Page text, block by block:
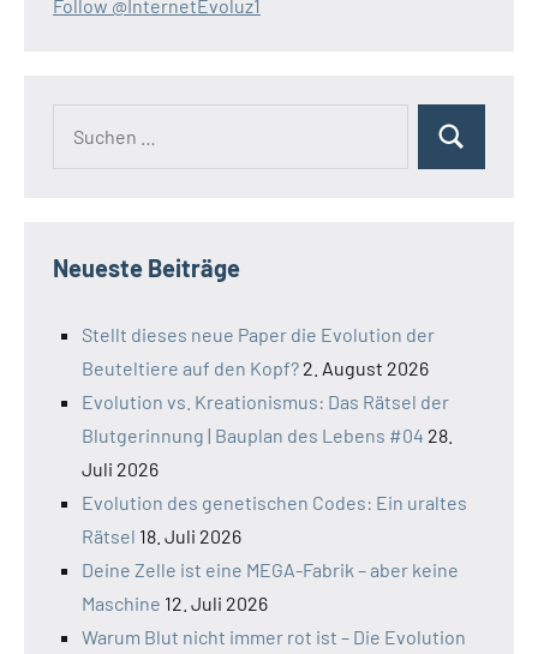
Follow @InternetEvoluz1
Suchen
Neueste Beiträge
Stellt dieses neue Paper die Evolution der
Beuteltiere auf den Kopf? 2. August 2026
Evolution vs. Kreationismus: Das Rätsel der
Blutgerinnung | Bauplan des Lebens #04 28.
Juli 2026
Evolution des genetischen Codes: Ein uraltes
Rätsel 18. Juli 2026
Deine Zelle ist eine MEGA-Fabrik – aber keine
Maschine 12. Juli 2026
Warum Blut nicht immer rot ist – Die Evolution